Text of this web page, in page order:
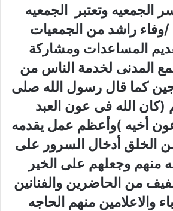
الجمعيه وتعتبر الجمعيه
/وفاء راشد من الجمعيات
المساعدات ومشاركة
المدنى لخدمة الناس من
كما قال رسول الله صلى
(كان الله فى عون العبد
أخيه )وأعظم عمل يقدمه
الخلق أدخال السرور على
منهم وجعلهم على الخير
من الحاضرين والفنانين
والاعلامين منهم الحاجه